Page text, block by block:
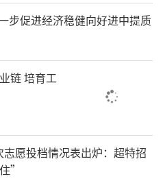
步促进经济稳健向好进中提质
链 培育工
愿投档情况表出炉：超特招
”